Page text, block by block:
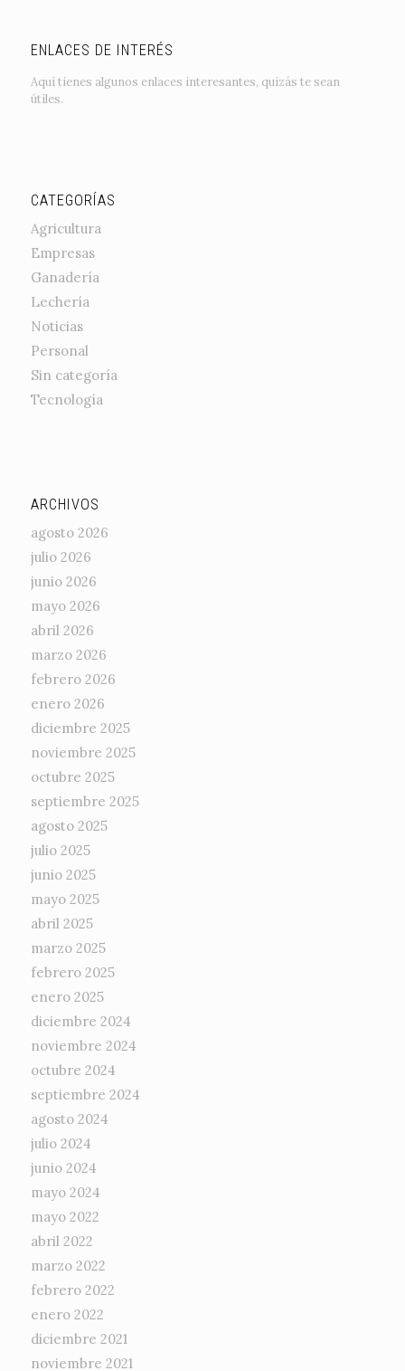
ENLACES DE INTERÉS
Aquí tienes algunos enlaces interesantes, quizás te sean
útiles.
CATEGORÍAS
Agricultura
Empresas
Ganadería
Lechería
Noticias
Personal
Sin categoría
Tecnología
ARCHIVOS
agosto 2026
julio 2026
junio 2026
mayo 2026
abril 2026
marzo 2026
febrero 2026
enero 2026
diciembre 2025
noviembre 2025
octubre 2025
septiembre 2025
agosto 2025
julio 2025
junio 2025
mayo 2025
abril 2025
marzo 2025
febrero 2025
enero 2025
diciembre 2024
noviembre 2024
octubre 2024
septiembre 2024
agosto 2024
julio 2024
junio 2024
mayo 2024
mayo 2022
abril 2022
marzo 2022
febrero 2022
enero 2022
diciembre 2021
noviembre 2021